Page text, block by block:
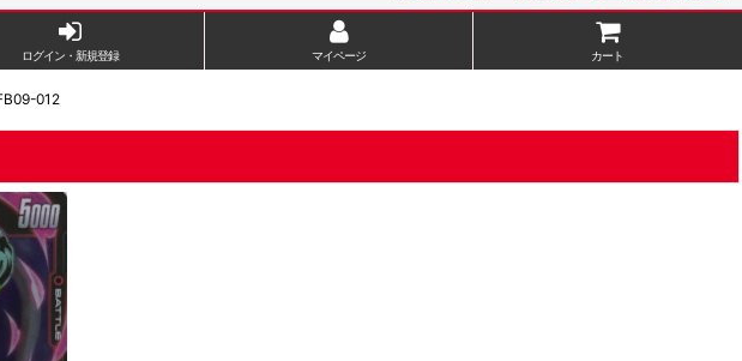
ログイン・新規登録 マイページ カート
012